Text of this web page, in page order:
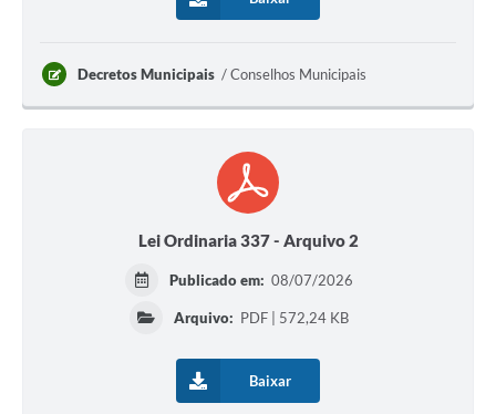
Decretos Municipais Conselhos Municipais
Lei Ordinaria 337 - Arquivo 2
Publicado em: 08/07/2026
Arquivo: PDF | 572,24 KB
Baixar